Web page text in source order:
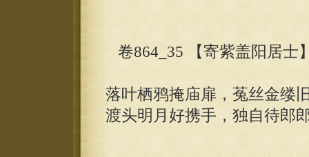
卷864_35 【寄紫盖阳居士
落叶栖鸦掩庙扉，菟丝金缕
渡头明月好携手，独自待郎